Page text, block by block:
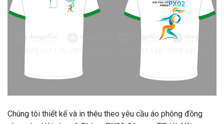
Chúng tôi thiết kế và in thêu theo yêu cầu áo phông đồng